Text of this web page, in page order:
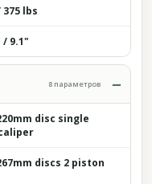
375 lbs
/ 9.1"
8 параметров
disc single
discs 2 piston